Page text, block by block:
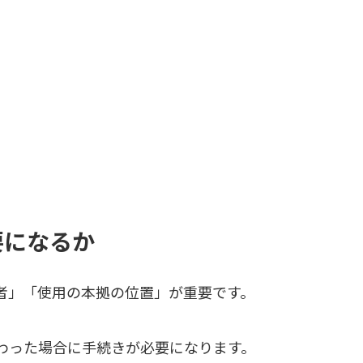
なるか
「使用の本拠の位置」が重要です。
た場合に手続きが必要になります。